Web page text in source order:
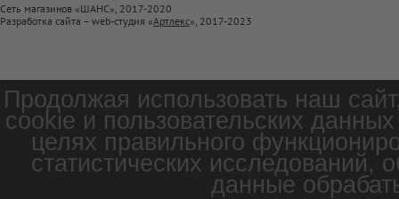
Сеть магазинов «ШАНС», 2017-2020
Разработка сайта – web-студия «Артлекс», 2017-2023
Продолжая использовать наш
cookie и пользовательских
целях правильного
статистических
данные